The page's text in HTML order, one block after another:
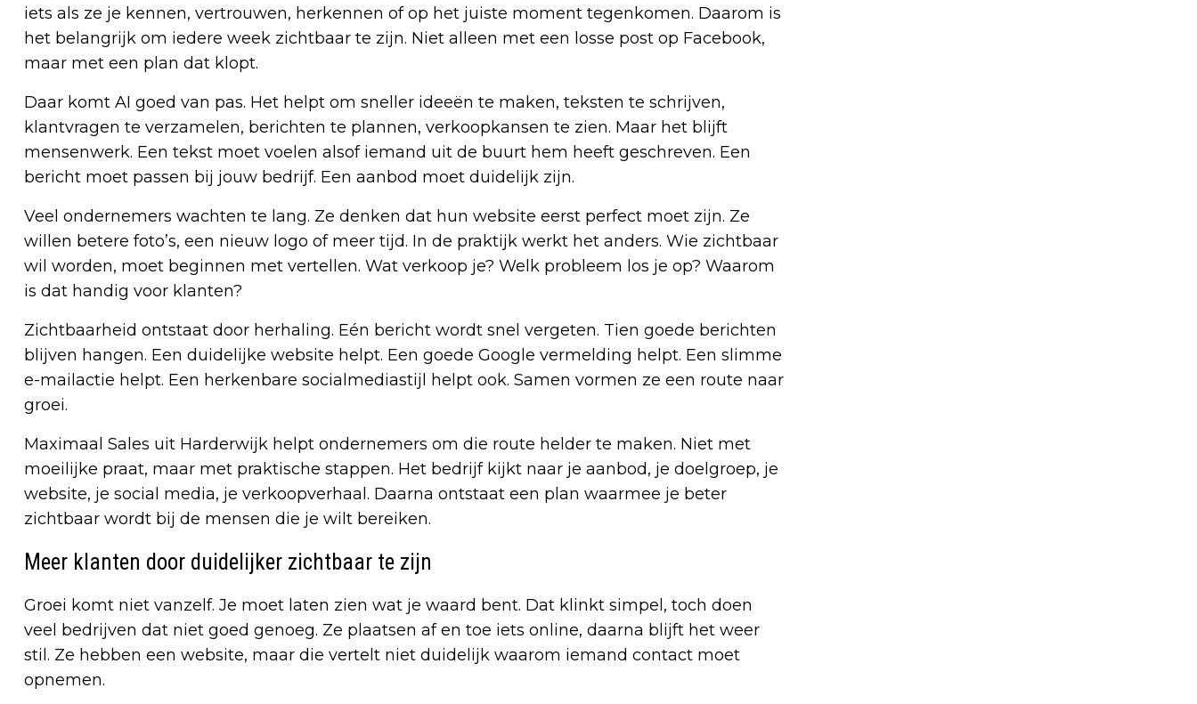
iets als ze je kennen, vertrouwen, herkennen of op het juiste moment tegenkomen. Daarom is
het belangrijk om iedere week zichtbaar te zijn. Niet alleen met een losse post op Facebook,
maar met een plan dat klopt.
Daar komt AI goed van pas. Het helpt om sneller ideeën te maken, teksten te schrijven,
klantvragen te verzamelen, berichten te plannen, verkoopkansen te zien. Maar het blijft
mensenwerk. Een tekst moet voelen alsof iemand uit de buurt hem heeft geschreven. Een
bericht moet passen bij jouw bedrijf. Een aanbod moet duidelijk zijn.
Veel ondernemers wachten te lang. Ze denken dat hun website eerst perfect moet zijn. Ze
willen betere foto’s, een nieuw logo of meer tijd. In de praktijk werkt het anders. Wie zichtbaar
wil worden, moet beginnen met vertellen. Wat verkoop je? Welk probleem los je op? Waarom
is dat handig voor klanten?
Zichtbaarheid ontstaat door herhaling. Eén bericht wordt snel vergeten. Tien goede berichten
blijven hangen. Een duidelijke website helpt. Een goede Google vermelding helpt. Een slimme
e-mailactie helpt. Een herkenbare socialmediastijl helpt ook. Samen vormen ze een route naar
groei.
Maximaal Sales uit Harderwijk helpt ondernemers om die route helder te maken. Niet met
moeilijke praat, maar met praktische stappen. Het bedrijf kijkt naar je aanbod, je doelgroep, je
website, je social media, je verkoopverhaal. Daarna ontstaat een plan waarmee je beter
zichtbaar wordt bij de mensen die je wilt bereiken.
Meer klanten door duidelijker zichtbaar te zijn
Groei komt niet vanzelf. Je moet laten zien wat je waard bent. Dat klinkt simpel, toch doen
veel bedrijven dat niet goed genoeg. Ze plaatsen af en toe iets online, daarna blijft het weer
stil. Ze hebben een website, maar die vertelt niet duidelijk waarom iemand contact moet
opnemen.